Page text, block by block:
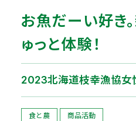
お魚だーい好き
ゅっと体験！
2023北海道枝幸漁協女
食と農 商品活動